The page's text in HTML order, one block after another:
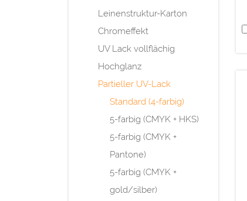
Leinenstruktur-Karton
Chromeffekt
UV Lack vollflächig
Hochglanz
Partieller UV-Lack
Standard (4-farbig)
5-farbig (CMYK + HKS)
5-farbig (CMYK +
Pantone)
5-farbig (CMYK +
gold/silber)